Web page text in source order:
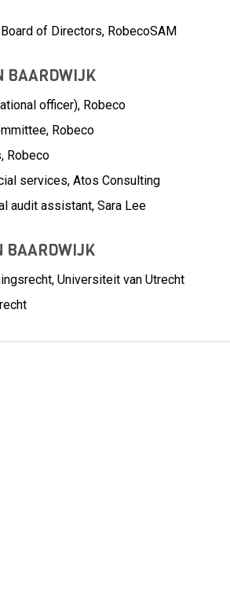
of Directors, RobecoSAM
BAARDWIJK
officer), Robeco
Robeco
Robeco
services, Atos Consulting
audit assistant, Sara Lee
BAARDWIJK
Universiteit van Utrecht